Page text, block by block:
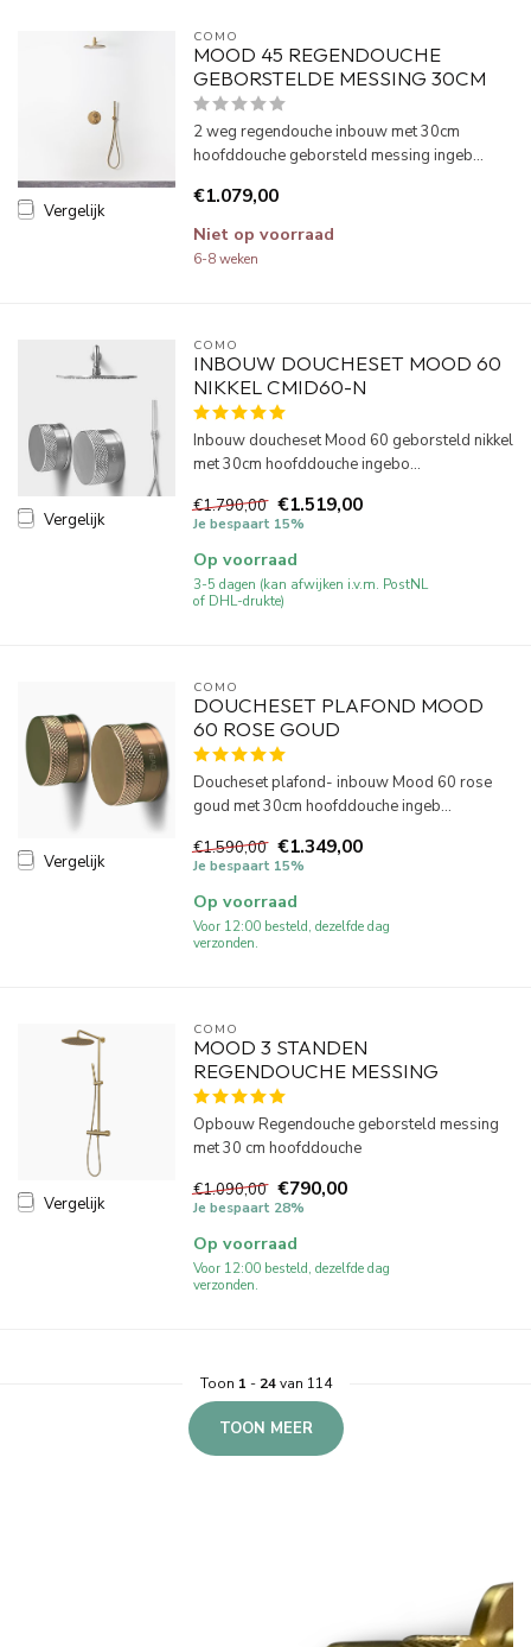
Vergelijk
COMO
MOOD 45 REGENDOUCHE
GEBORSTELDE MESSING 30CM
2 weg regendouche inbouw met 30cm
hoofddouche geborsteld messing ingeb...
€1.079,00
Niet op voorraad
6-8 weken
Vergelijk
COMO
INBOUW DOUCHESET MOOD 60
NIKKEL CMID60-N
Inbouw doucheset Mood 60 geborsteld nikkel
met 30cm hoofddouche ingebo...
€1.790,00 €1.519,00
Je bespaart 15%
Op voorraad
3-5 dagen (kan afwijken i.v.m. PostNL
of DHL-drukte)
Vergelijk
COMO
DOUCHESET PLAFOND MOOD
60 ROSE GOUD
Doucheset plafond- inbouw Mood 60 rose
goud met 30cm hoofddouche ingeb...
€1.590,00 €1.349,00
Je bespaart 15%
Op voorraad
Voor 12:00 besteld, dezelfde dag
verzonden.
Vergelijk
COMO
MOOD 3 STANDEN
REGENDOUCHE MESSING
Opbouw Regendouche geborsteld messing
met 30 cm hoofddouche
€1.090,00 €790,00
Je bespaart 28%
Op voorraad
Voor 12:00 besteld, dezelfde dag
verzonden.
Toon 1 - 24van 114
TOON MEER